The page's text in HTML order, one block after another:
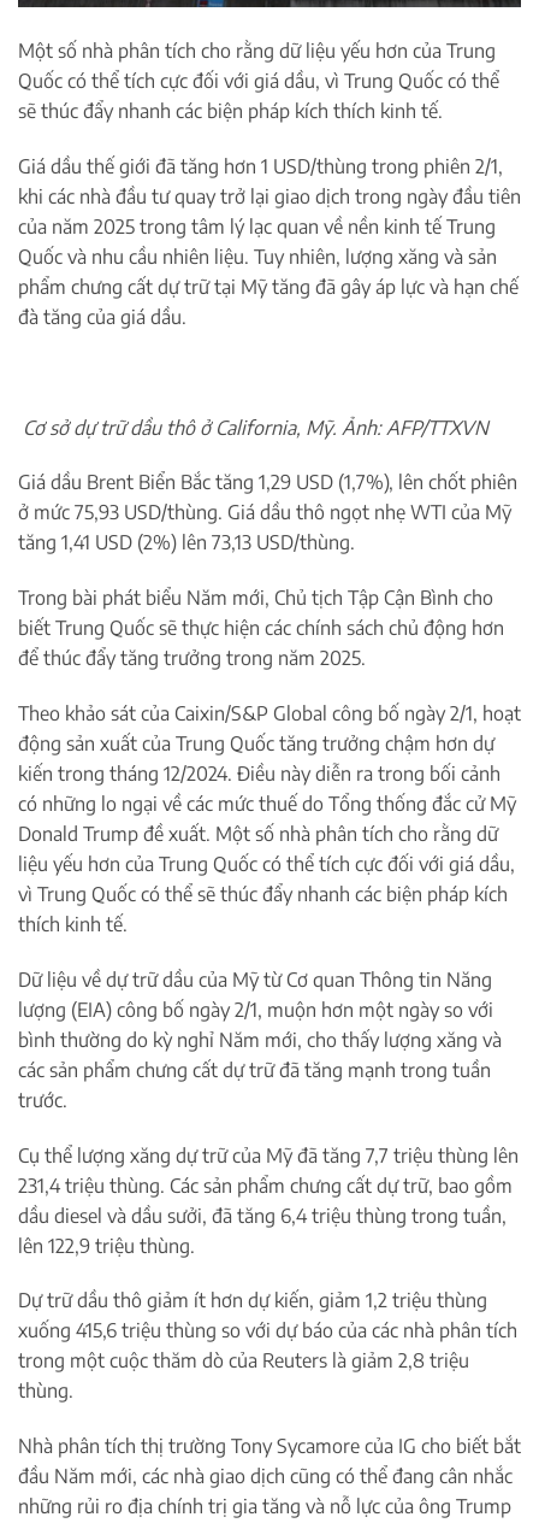
Một số nhà phân tích cho rằng dữ liệu yếu hơn của Trung
Quốc có thể tích cực đối với giá dầu, vì Trung Quốc có thể
sẽ thúc đẩy nhanh các biện pháp kích thích kinh tế.
Giá dầu thế giới đã tăng hơn 1 USD/thùng trong phiên 2/1,
khi các nhà đầu tư quay trở lại giao dịch trong ngày đầu tiên
của năm 2025 trong tâm lý lạc quan về nền kinh tế Trung
Quốc và nhu cầu nhiên liệu. Tuy nhiên, lượng xăng và sản
phẩm chưng cất dự trữ tại Mỹ tăng đã gây áp lực và hạn chế
đà tăng của giá dầu.
Cơ sở dự trữ dầu thô ở California, Mỹ. Ảnh: AFP/TTXVN
Giá dầu Brent Biển Bắc tăng 1,29 USD (1,7%), lên chốt phiên
ở mức 75,93 USD/thùng. Giá dầu thô ngọt nhẹ WTI của Mỹ
tăng 1,41 USD (2%) lên 73,13 USD/thùng.
Trong bài phát biểu Năm mới, Chủ tịch Tập Cận Bình cho
biết Trung Quốc sẽ thực hiện các chính sách chủ động hơn
để thúc đẩy tăng trưởng trong năm 2025.
Theo khảo sát của Caixin/S&P Global công bố ngày 2/1, hoạt
động sản xuất của Trung Quốc tăng trưởng chậm hơn dự
kiến trong tháng 12/2024. Điều này diễn ra trong bối cảnh
có những lo ngại về các mức thuế do Tổng thống đắc cử Mỹ
Donald Trump đề xuất. Một số nhà phân tích cho rằng dữ
liệu yếu hơn của Trung Quốc có thể tích cực đối với giá dầu,
vì Trung Quốc có thể sẽ thúc đẩy nhanh các biện pháp kích
thích kinh tế.
Dữ liệu về dự trữ dầu của Mỹ từ Cơ quan Thông tin Năng
lượng (EIA) công bố ngày 2/1, muộn hơn một ngày so với
bình thường do kỳ nghỉ Năm mới, cho thấy lượng xăng và
các sản phẩm chưng cất dự trữ đã tăng mạnh trong tuần
trước.
Cụ thể lượng xăng dự trữ của Mỹ đã tăng 7,7 triệu thùng lên
231,4 triệu thùng. Các sản phẩm chưng cất dự trữ, bao gồm
dầu diesel và dầu sưởi, đã tăng 6,4 triệu thùng trong tuần,
lên 122,9 triệu thùng.
Dự trữ dầu thô giảm ít hơn dự kiến, giảm 1,2 triệu thùng
xuống 415,6 triệu thùng so với dự báo của các nhà phân tích
trong một cuộc thăm dò của Reuters là giảm 2,8 triệu
thùng.
Nhà phân tích thị trường Tony Sycamore của IG cho biết bắt
đầu Năm mới, các nhà giao dịch cũng có thể đang cân nhắc
những rủi ro địa chính trị gia tăng và nỗ lực của ông Trump